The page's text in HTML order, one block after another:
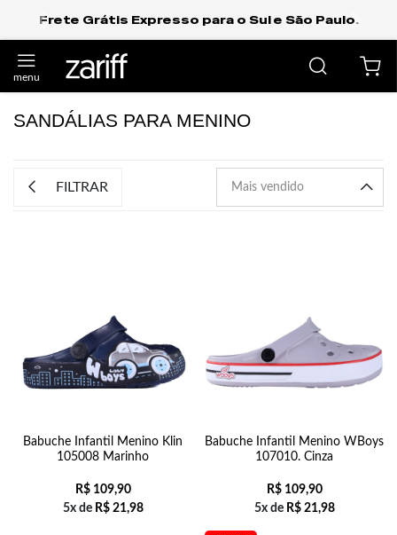
Frete Grátis Expresso para o Sul e São Paulo.
SANDÁLIAS PARA MENINO
FILTRAR
Babuche Infantil Menino Klin
105008 Marinho
R$109,90
5x de R$21,98
Babuche Infantil Menino WBoys
107010. Cinza
R$109,90
5x de R$21,98